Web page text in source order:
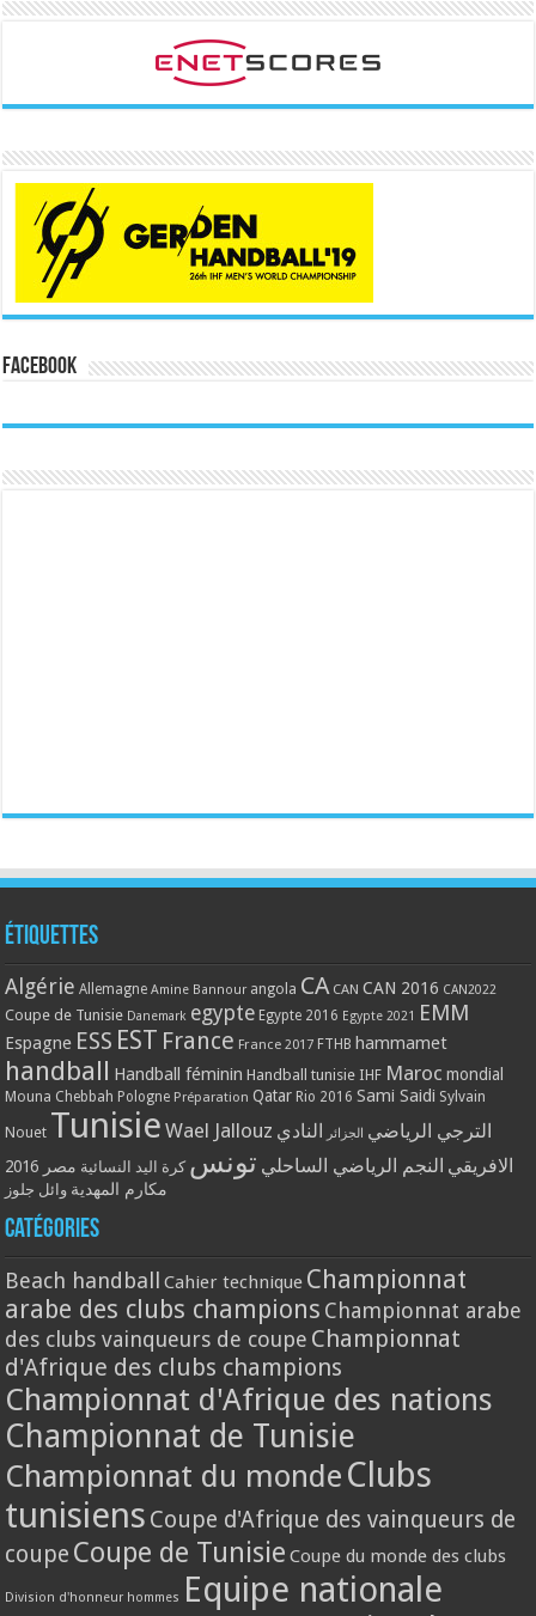
Facebook
Étiquettes
Algérie Allemagne Amine Bannour angola CA CAN CAN 2016 CAN2022
Coupe de Tunisie Danemark egypte Egypte 2016 Egypte 2021 EMM
Espagne ESS EST France France 2017 FTHB hammamet
handball Handball féminin Handball tunisie IHF Maroc mondial
Mouna Chebbah Pologne Préparation Qatar Rio 2016 Sami Saidi Sylvain
Nouet Tunisie Wael Jallouz الترجي الرياضي الجزائر النادي
الافريقي النجم الرياضي الساحلي تونس كرة اليد النسائية مصر 2016
مكارم المهدية وائل جلوز
Catégories
Beach handball Cahier technique Championnat
arabe des clubs champions Championnat arabe
des clubs vainqueurs de coupe Championnat
d'Afrique des clubs champions
Championnat d'Afrique des nations
Championnat de Tunisie
Championnat du monde Clubs
tunisiens Coupe d'Afrique des vainqueurs de
coupe Coupe de Tunisie Coupe du monde des clubs
Division d'honneur hommes Equipe nationale